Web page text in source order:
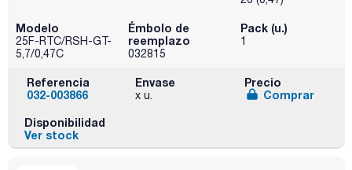
Modelo
25F-RTC/RSH-GT-
5,7/0,47C
Émbolo de
reemplazo
032815
Pack (u.)
1
Referencia
032-003866
Envase
x u.
Precio
Comprar
Disponibilidad
Ver stock